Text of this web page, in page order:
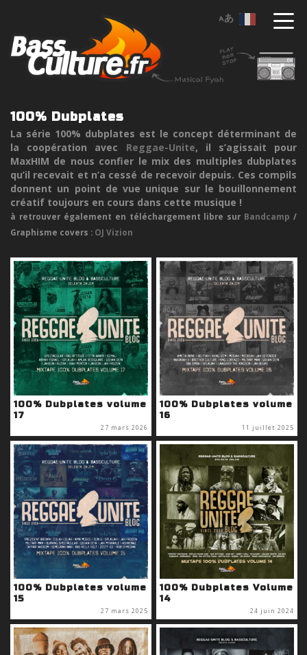
100% Dubplates
La série 100% dubplates est le concept déterminant de
la coopération avec Reggae-Unite, il s’agissait pour
MaxHIM de nous confier le mix des multiples dubplates
qu’il recevait et n’a cessé de recevoir depuis. Ces compils
donnent un point de vue unique sur le bouillonnement
créatif toujours en cours dans cette musique !
à retrouver également en téléchargement libre sur Bandcamp /
Graphisme covers : OJ Vizion
100% Dubplates volume
17
27 mars 2026
100% Dubplates volume
16
11 juillet 2025
100% Dubplates volume
15
27 mars 2025
100% Dubplates Volume
14
24 juin 2024